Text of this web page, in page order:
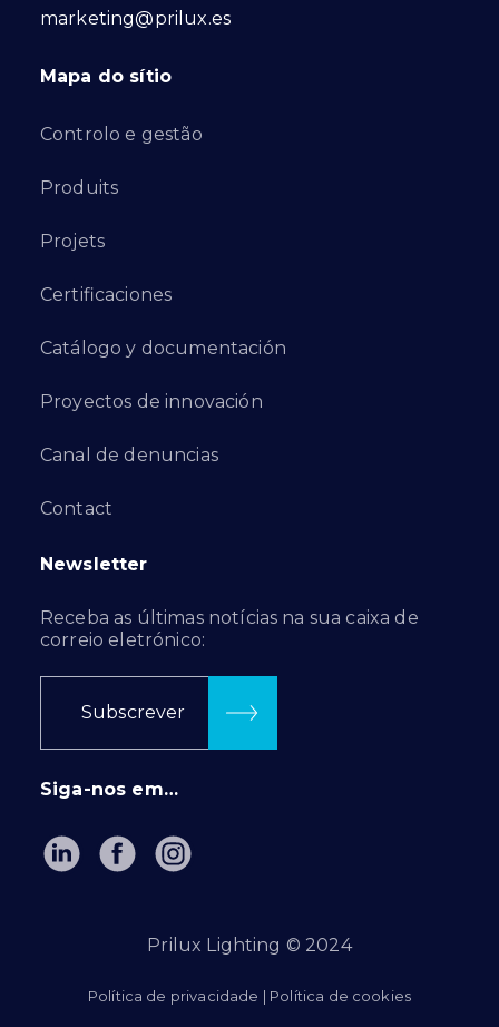
marketing@prilux.es
Mapa do sítio
Controlo e gestão
Produits
Projets
Certificaciones
Catálogo y documentación
Proyectos de innovación
Canal de denuncias
Contact
Newsletter
Receba as últimas notícias na sua caixa de
correio eletrónico:
Subscrever
Siga-nos em…
Prilux Lighting © 2024
Política de privacidade | Política de cookies